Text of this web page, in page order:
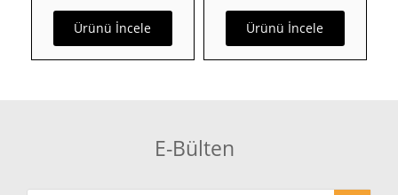
Ürünü İncele Ürünü İncele
E-Bülten